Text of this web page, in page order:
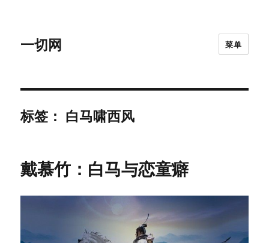
一切网 菜单
标签： 白马啸西风
戴慕竹：白马与恋童癖